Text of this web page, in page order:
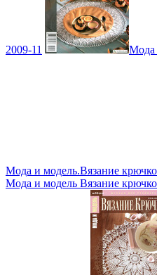
2009-11 Мода
Мода и модель.Вязание
Мода и модель Вязание